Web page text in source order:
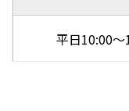
平日10:00